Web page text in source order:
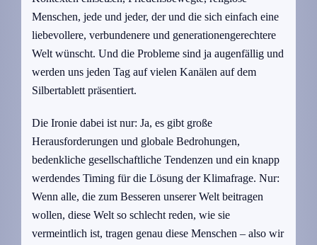
Menschen, jede und jeder, der und die sich einfach eine
liebevollere, verbundenere und generationengerechtere
Welt wünscht. Und die Probleme sind ja augenfällig und
werden uns jeden Tag auf vielen Kanälen auf dem
Silbertablett präsentiert.
Die Ironie dabei ist nur: Ja, es gibt große
Herausforderungen und globale Bedrohungen,
bedenkliche gesellschaftliche Tendenzen und ein knapp
werdendes Timing für die Lösung der Klimafrage. Nur:
Wenn alle, die zum Besseren unserer Welt beitragen
wollen, diese Welt so schlecht reden, wie sie
vermeintlich ist, tragen genau diese Menschen – also wir